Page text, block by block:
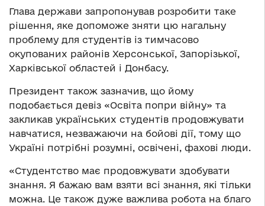
Глава держави запропонував розробити таке
рішення, яке допоможе зняти цю нагальну
проблему для студентів із тимчасово
окупованих районів Херсонської, Запорізької,
Харківської областей і Донбасу.
Президент також зазначив, що йому
подобається девіз «Освіта попри війну» та
закликав українських студентів продовжувати
навчатися, незважаючи на бойові дії, тому що
Україні потрібні розумні, освічені, фахові люди.
«Студентство має продовжувати здобувати
знання. Я бажаю вам взяти всі знання, які тільки
можна. Це також дуже важлива робота на благо